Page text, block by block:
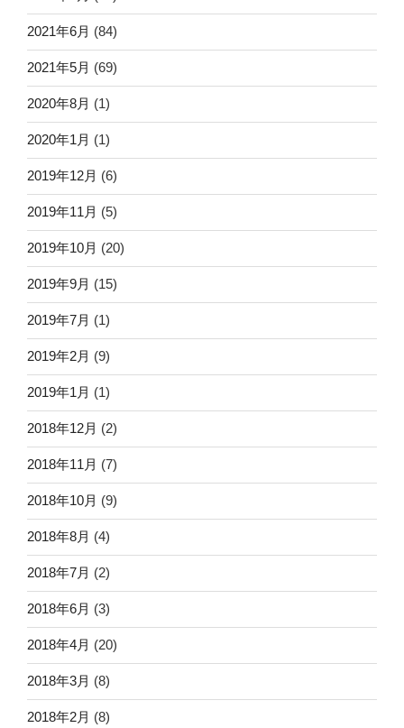
2021年6月 (84)
2021年5月 (69)
2020年8月 (1)
2020年1月 (1)
2019年12月 (6)
2019年11月 (5)
2019年10月 (20)
2019年9月 (15)
2019年7月 (1)
2019年2月 (9)
2019年1月 (1)
2018年12月 (2)
2018年11月 (7)
2018年10月 (9)
2018年8月 (4)
2018年7月 (2)
2018年6月 (3)
2018年4月 (20)
2018年3月 (8)
2018年2月 (8)